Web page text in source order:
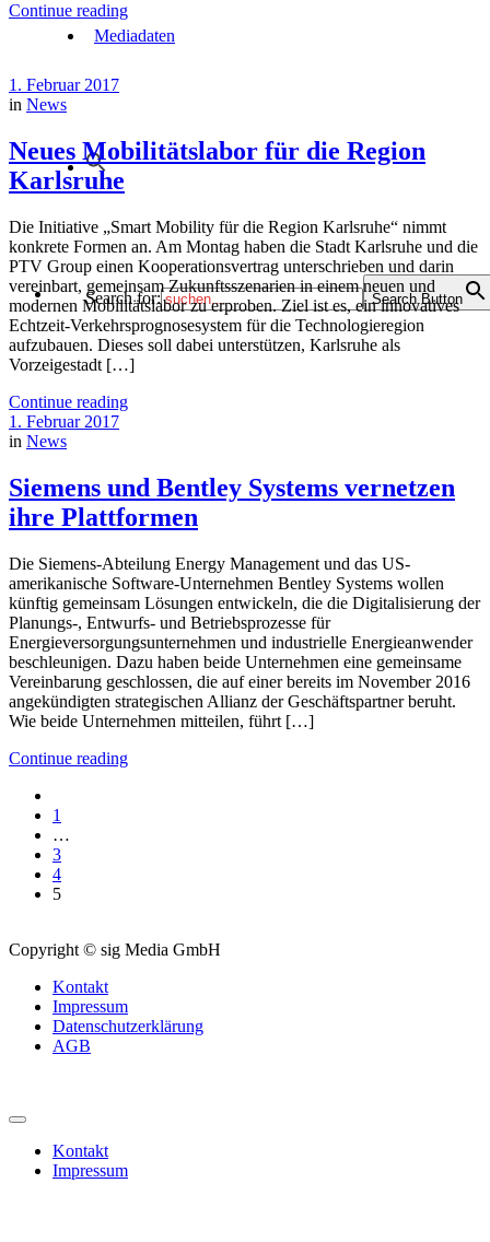
Mediadaten
Search for: Search Button
Continue reading
1. Februar 2017
in News
Neues Mobilitätslabor für die Region
Karlsruhe
Die Initiative „Smart Mobility für die Region Karlsruhe“ nimmt
konkrete Formen an. Am Montag haben die Stadt Karlsruhe und die
PTV Group einen Kooperationsvertrag unterschrieben und darin
vereinbart, gemeinsam Zukunftsszenarien in einem neuen und
modernen Mobilitätslabor zu erproben. Ziel ist es, ein innovatives
Echtzeit-Verkehrsprognosesystem für die Technologieregion
aufzubauen. Dieses soll dabei unterstützen, Karlsruhe als
Vorzeigestadt […]
Continue reading
1. Februar 2017
in News
Siemens und Bentley Systems vernetzen
ihre Plattformen
Die Siemens-Abteilung Energy Management und das US-
amerikanische Software-Unternehmen Bentley Systems wollen
künftig gemeinsam Lösungen entwickeln, die die Digitalisierung der
Planungs-, Entwurfs- und Betriebsprozesse für
Energieversorgungsunternehmen und industrielle Energieanwender
beschleunigen. Dazu haben beide Unternehmen eine gemeinsame
Vereinbarung geschlossen, die auf einer bereits im November 2016
angekündigten strategischen Allianz der Geschäftspartner beruht.
Wie beide Unternehmen mitteilen, führt […]
Continue reading
1
…
3
4
5
Copyright © sig Media GmbH
Kontakt
Impressum
Datenschutzerklärung
AGB
Kontakt
Impressum